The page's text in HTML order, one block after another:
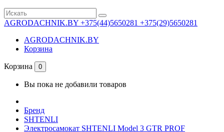
AGRODACHNIK.BY +375(44)5650281 +375(29)5650281
AGRODACHNIK.BY
Корзина
Корзина 0
Вы пока не добавили товаров
Бренд
SHTENLI
Электросамокат SHTENLI Model 3 GTR PROF